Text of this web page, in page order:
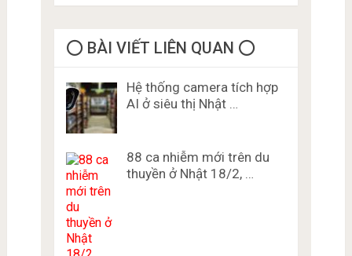
⭕️ BÀI VIẾT LIÊN QUAN ⭕️
Hệ thống camera tích hợp
AI ở siêu thị Nhật …
88 ca nhiễm mới trên du
thuyền ở Nhật 18/2, …